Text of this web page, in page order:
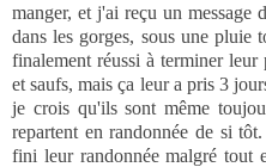
manger, et j'ai reçu un message
dans les gorges, sous une pluie
finalement réussi à terminer
et saufs, mais ça leur a pris 3
je crois qu'ils sont même
repartent en randonnée de si
fini leur randonnée malgré tout